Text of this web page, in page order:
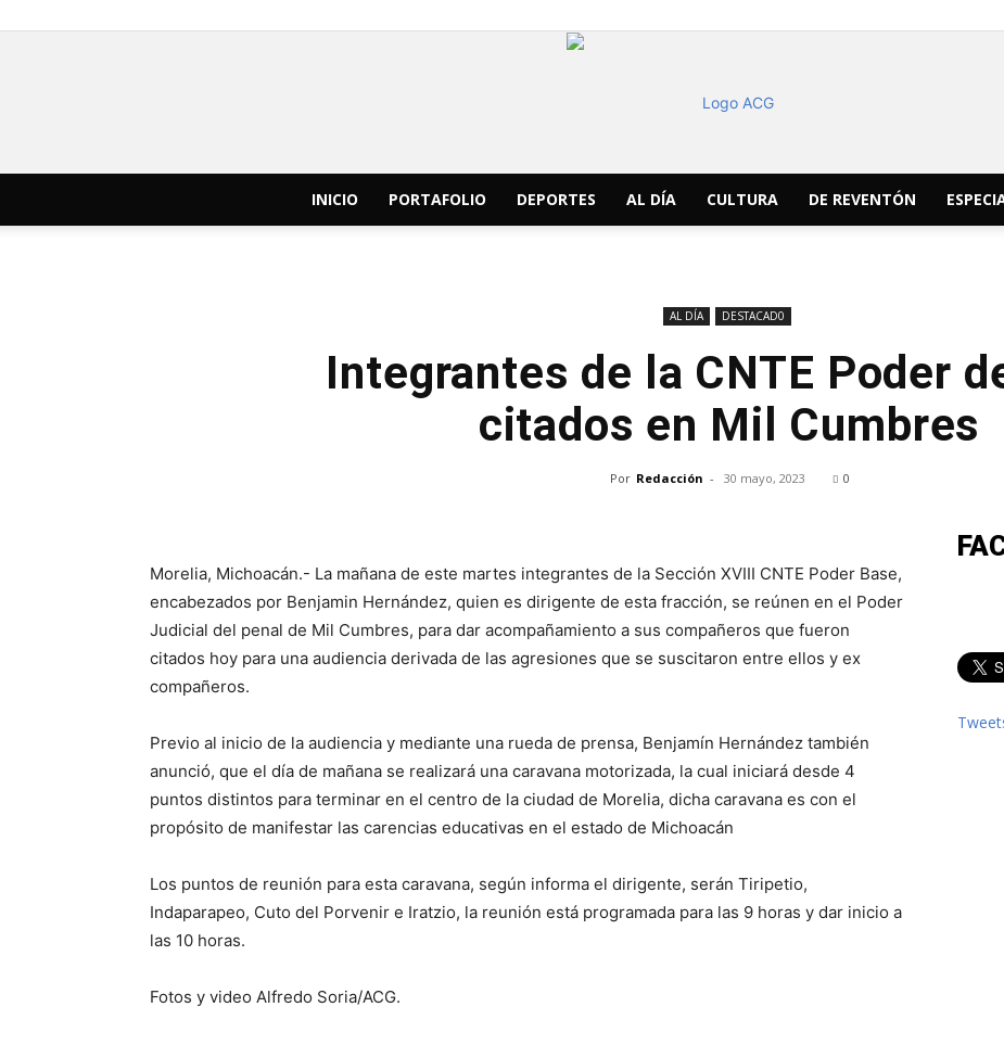
Noticias
INICIO PORTAFOLIO DEPORTES AL DÍA CULTURA DE REVENTÓN
AL DÍA DESTACAD0
Integrantes de la CNTE Poder
citados en Mil Cumbres
Por Redacción - 30 mayo, 2023 0
Morelia, Michoacán.- La mañana de este martes integrantes de la Sección XVIII CNTE Poder Base,
encabezados por Benjamin Hernández, quien es dirigente de esta fracción, se reúnen en el Poder
Judicial del penal de Mil Cumbres, para dar acompañamiento a sus compañeros que fueron
citados hoy para una audiencia derivada de las agresiones que se suscitaron entre ellos y ex
compañeros.
Previo al inicio de la audiencia y mediante una rueda de prensa, Benjamín Hernández también
anunció, que el día de mañana se realizará una caravana motorizada, la cual iniciará desde 4
puntos distintos para terminar en el centro de la ciudad de Morelia, dicha caravana es con el
propósito de manifestar las carencias educativas en el estado de Michoacán
Los puntos de reunión para esta caravana, según informa el dirigente, serán Tiripetio,
Indaparapeo, Cuto del Porvenir e Iratzio, la reunión está programada para las 9 horas y dar inicio a
las 10 horas.
Fotos y video Alfredo Soria/ACG.